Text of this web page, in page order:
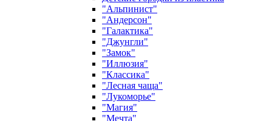
"Альпинист"
"Андерсон"
"Галактика"
"Джунгли"
"Замок"
"Иллюзия"
"Классика"
"Лесная чаща"
"Лукоморье"
"Магия"
"Мечта"